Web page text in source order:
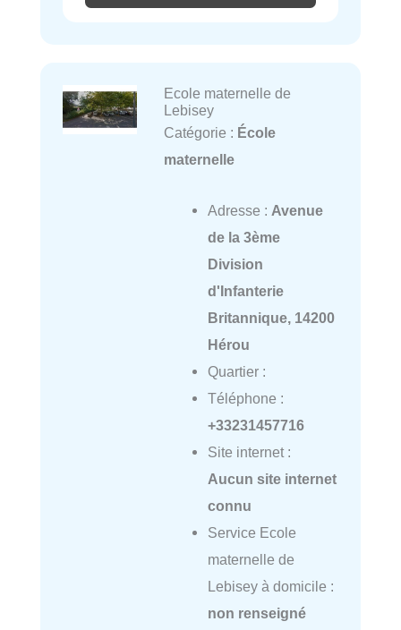
Ecole maternelle de
Lebisey
Catégorie : École
maternelle
Adresse : Avenue
de la 3ème
Division
d'Infanterie
Britannique, 14200
Hérou
Quartier :
Téléphone :
+33231457716
Site internet :
Aucun site internet
connu
Service Ecole
maternelle de
Lebisey à domicile :
non renseigné